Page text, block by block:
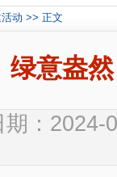
活动 >> 正文
绿意盎
期：